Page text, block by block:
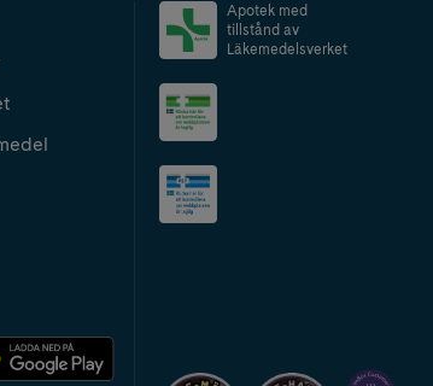
Apotek med
tillstånd av
Läkemedelsverket